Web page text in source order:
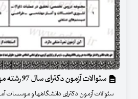
سئوالات آزمون دکترای سال 97 رشته مهندسی صنایع
سئوالات آزمون دکترای دانشگاهها و موسسات